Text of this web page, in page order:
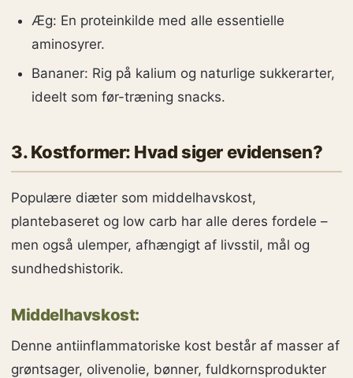
Æg: En proteinkilde med alle essentielle
aminosyrer.
Bananer: Rig på kalium og naturlige sukkerarter,
ideelt som før-træning snacks.
3. Kostformer: Hvad siger evidensen?
Populære diæter som middelhavskost,
plantebaseret og low carb har alle deres fordele –
men også ulemper, afhængigt af livsstil, mål og
sundhedshistorik.
Middelhavskost:
Denne antiinflammatoriske kost består af masser af
grøntsager, olivenolie, bønner, fuldkornsprodukter